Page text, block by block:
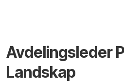
Avdelingsleder
Landskap